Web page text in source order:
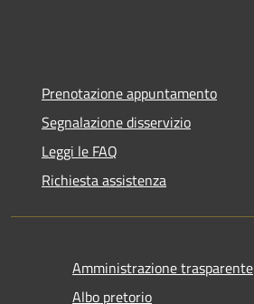
Prenotazione appuntamento
Segnalazione disservizio
Leggi le FAQ
Richiesta assistenza
Amministrazione trasparente
Albo pretorio